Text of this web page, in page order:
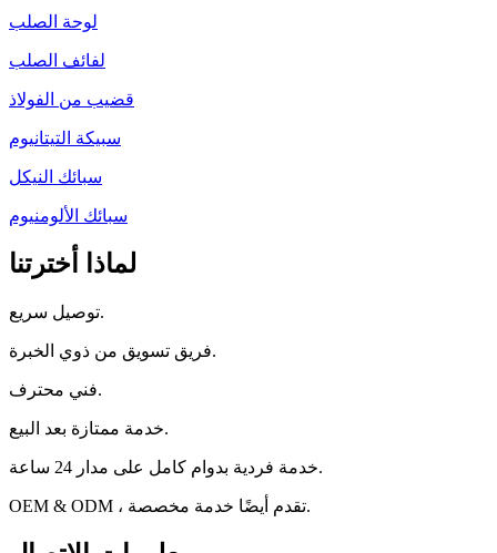
لوحة الصلب
لفائف الصلب
قضيب من الفولاذ
سبيكة التيتانيوم
سبائك النيكل
سبائك الألومنيوم
لماذا أخترتنا
توصيل سريع.
فريق تسويق من ذوي الخبرة.
فني محترف.
خدمة ممتازة بعد البيع.
خدمة فردية بدوام كامل على مدار 24 ساعة.
OEM & ODM ، تقدم أيضًا خدمة مخصصة.